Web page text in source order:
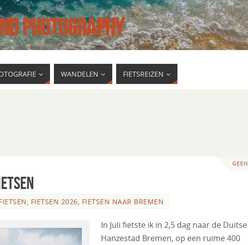
PHOTOGRAPHY
WANDELEN FIETSREIZEN
, FIETSEN 2026, FIETSEN NAAR BREMEN
In Juli fietste ik in 2,5 dag naar de Duitse
Hanzestad Bremen, op een ruime 400